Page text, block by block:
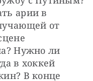
арии в
от
Нужно ли
в хоккей
В конце